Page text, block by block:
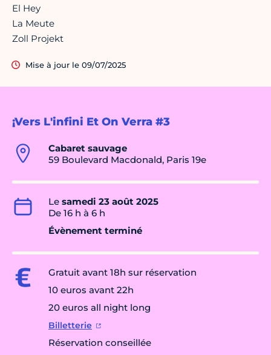
¡Vers L'infini Et On Verra #3
Cabaret sauvage
59 Boulevard Macdonald, Paris 19e
Le samedi 23 août 2025
De 16 h à 6 h
Évènement terminé
Gratuit avant 18h sur réservation
10 euros avant 22h
20 euros all night long
Billetterie
Réservation conseillée
El Hey
La Meute
Zoll Projekt
Mise à jour le 09/07/2025